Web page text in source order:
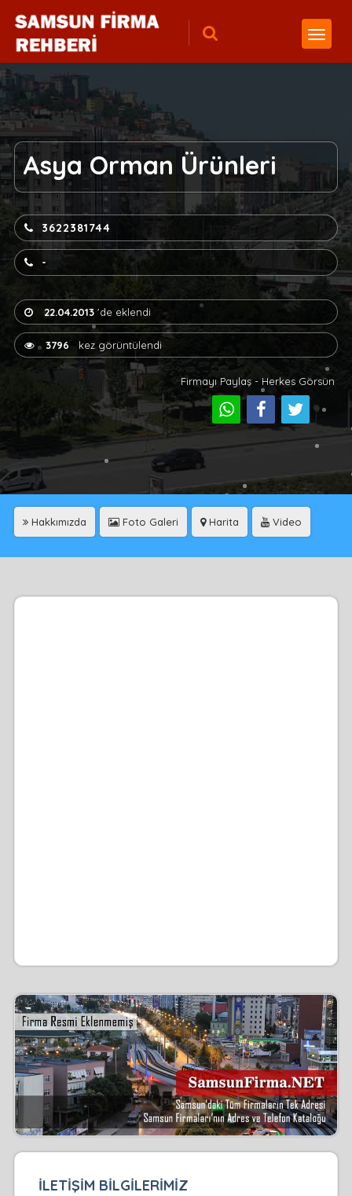
Asya Orman Ürünleri
3622381744
-
22.04.2013'de eklendi
3796 kez görüntülendi
Firmayı Paylaş - Herkes Görsün
Hakkımızda Foto Galeri Harita Video
İLETİŞİM BİLGİLERİMİZ